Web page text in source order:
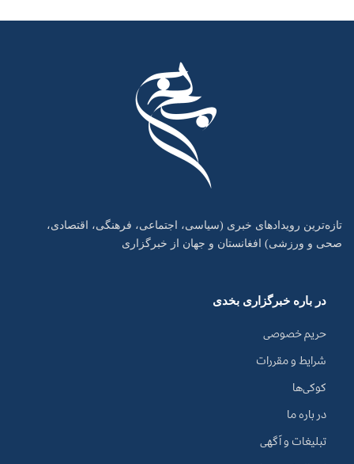
تازه‌ترین رویدادهای خبری (سیاسی، اجتماعی، فرهنگی، اقتصادی،
صحی و ورزشی) افغانستان و جهان از خبرگزاری
در باره خبرگزاری بخدی
حریم خصوصی
شرایط و مقررات
کوکی‌ها
در باره ما
تبلیغات و آگهی